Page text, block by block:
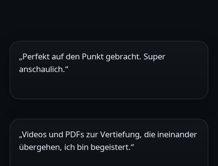
„Perfekt auf den Punkt gebracht. Super
anschaulich.“
„Videos und PDFs zur Vertiefung, die ineinander
übergehen, ich bin begeistert.“